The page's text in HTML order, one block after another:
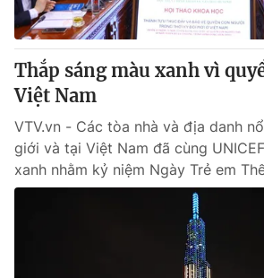
Thắp sáng màu xanh vì
Việt Nam
VTV.vn - Các tòa nhà và địa danh
giới và tại Việt Nam đã cùng
xanh nhằm kỷ niệm Ngày Trẻ em